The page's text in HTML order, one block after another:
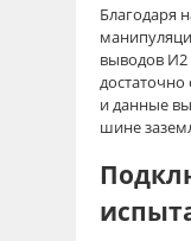
Благодаря
выводов И2
и данные
шине